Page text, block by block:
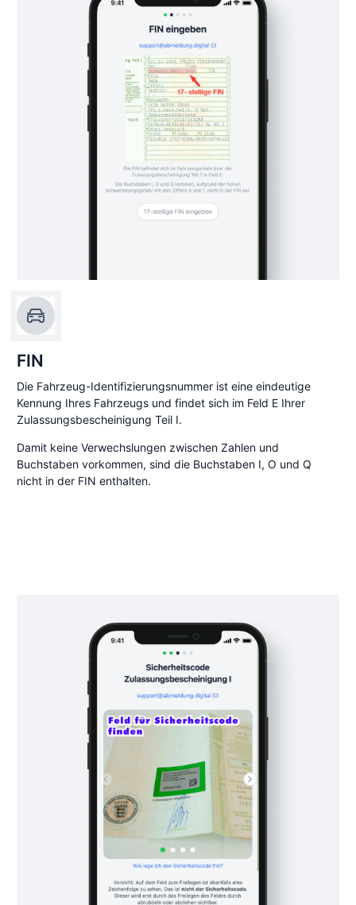
FIN
Die Fahrzeug-Identifizierungsnummer ist eine eindeutige
Kennung Ihres Fahrzeugs und findet sich im Feld E Ihrer
Zulassungsbescheinigung Teil I.
Damit keine Verwechslungen zwischen Zahlen und
Buchstaben vorkommen, sind die Buchstaben I, O und Q
nicht in der FIN enthalten.